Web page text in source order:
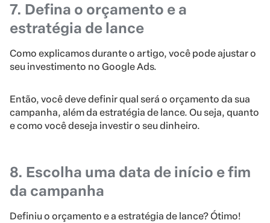
7. Defina o orçamento e a
estratégia de lance
Como explicamos durante o artigo, você pode ajustar o
seu investimento no Google Ads.
Então, você deve definir qual será o orçamento da sua
campanha, além da estratégia de lance. Ou seja, quanto
e como você deseja investir o seu dinheiro.
8. Escolha uma data de início e fim
da campanha
Definiu o orçamento e a estratégia de lance? Ótimo!